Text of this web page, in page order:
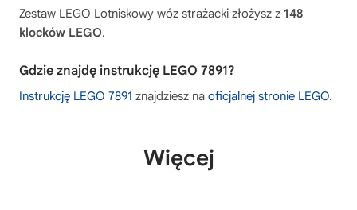
Zestaw LEGO Lotniskowy wóz strażacki złożysz z 148
klocków LEGO.
Gdzie znajdę instrukcję LEGO 7891?
Instrukcję LEGO 7891 znajdziesz na oficjalnej stronie LEGO.
Więcej